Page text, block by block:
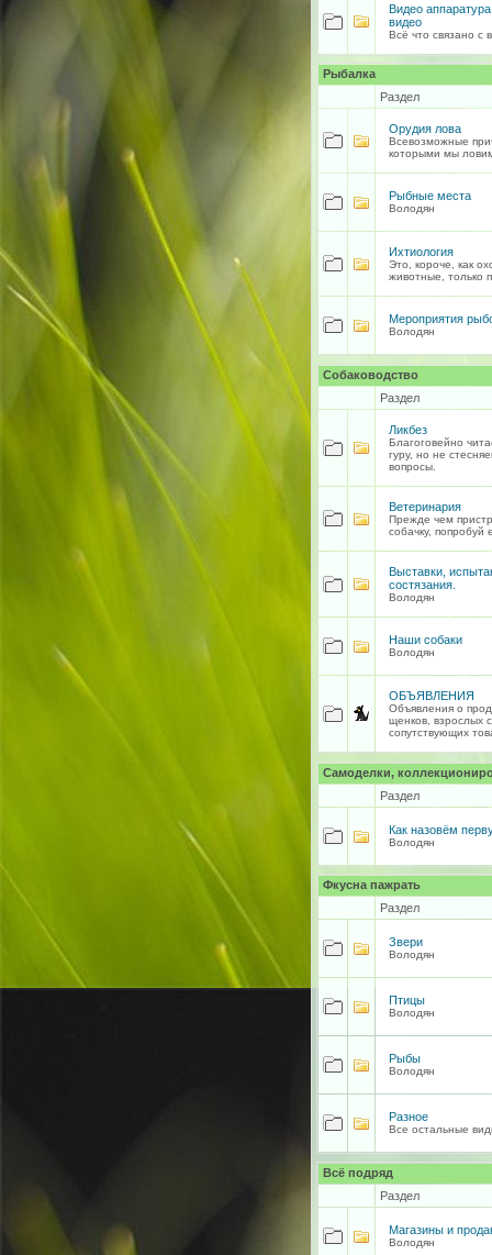
Видео
видео
Всё что связано с
Рыбалка
Раздел
Орудия лова
Всевозможные
которыми мы
Рыбные места
Володян
Ихтиология
Это, короче, как
животные, только
Мероприятия
Володян
Собаководство
Раздел
Ликбез
Благоговейно
гуру, но не
вопросы.
Ветеринария
Прежде чем
собачку, попробуй
Выставки,
состязания.
Володян
Наши собаки
Володян
ОБЪЯВЛЕНИЯ
Объявления о
щенков, взрослых
сопутствующих
Самоделки,
Раздел
Как назовём
Володян
Фкусна пажрать
Раздел
Звери
Володян
Птицы
Володян
Рыбы
Володян
Разное
Все остальные
Всё подряд
Раздел
Магазины и
Володян